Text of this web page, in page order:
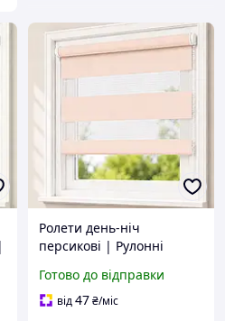
Ролети день-ніч
персикові | Рулонні
Тканинні жалюзі для
квартири, будинку, офісу
Готово до відправки
від47₴/міс